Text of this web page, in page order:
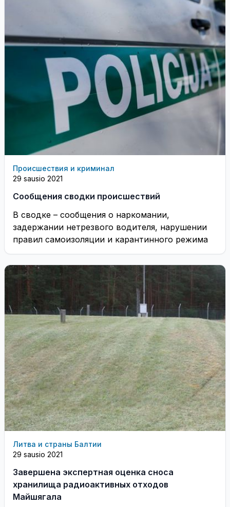
Происшествия и криминал
29 sausio 2021
Сообщения сводки происшествий
В сводке – сообщения о наркомании,
задержании нетрезвого водителя, нарушении
правил самоизоляции и карантинного режима
Литва и страны Балтии
29 sausio 2021
Завершена экспертная оценка сноса
хранилища радиоактивных отходов
Майшягала